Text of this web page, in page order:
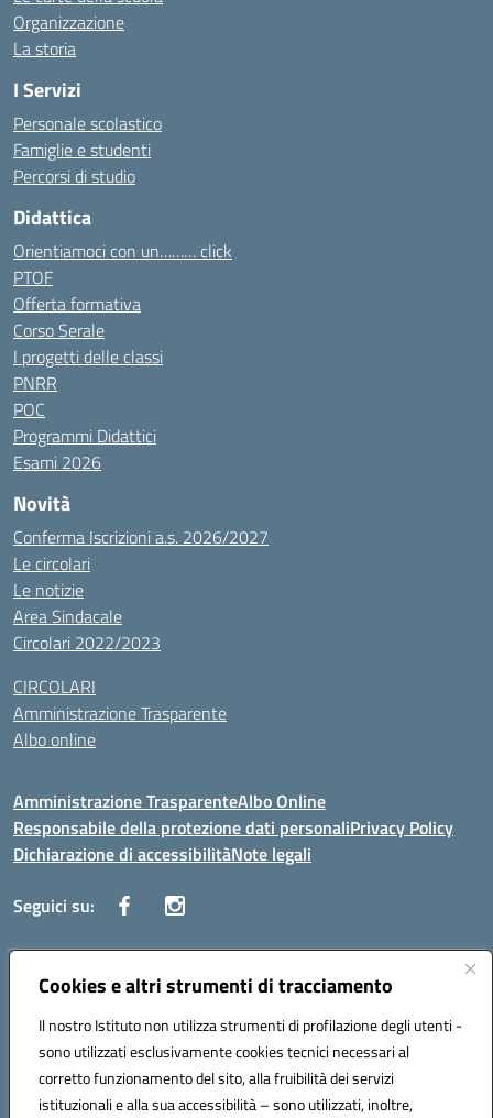
Cookies e altri strumenti di tracciamento
Il nostro Istituto non utilizza strumenti di profilazione degli utenti -
sono utilizzati esclusivamente cookies tecnici necessari al
corretto funzionamento del sito, alla fruibilità dei servizi
istituzionali e alla sua accessibilità – sono utilizzati, inoltre,
Organizzazione
La storia
I Servizi
Personale scolastico
Famiglie e studenti
Percorsi di studio
Didattica
Orientiamoci con un……… click
PTOF
Offerta formativa
Corso Serale
I progetti delle classi
PNRR
POC
Programmi Didattici
Esami 2026
Novità
Conferma Iscrizioni a.s. 2026/2027
Le circolari
Le notizie
Area Sindacale
Circolari 2022/2023
CIRCOLARI
Amministrazione Trasparente
Albo online
Amministrazione TrasparenteAlbo Online
Responsabile della protezione dati personaliPrivacy Policy
Dichiarazione di accessibilitàNote legali
Seguici su:
Indirizzo:Corso Vittorio Emanuele, 27 90133 - Palermo
Posta elettronica certificata (PEC):pais03600r@pec.istruzione.it
Codice fiscale: 97308550827
Codice meccanografico: PAIS03600R